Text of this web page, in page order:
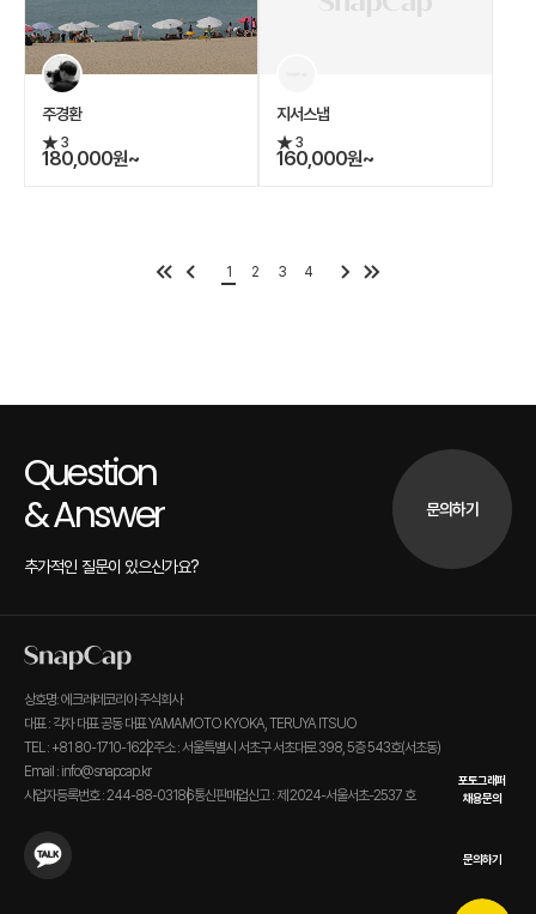
주경환
3
180,000원~
지서스냅
3
160,000원~
1 2 3 4
포토그래퍼
채용문의
문의하기
Question
& Answer
추가적인 질문이 있으신가요?
문의하기
상호명: 에크레레코리아 주식회사
대표 : 각자 대표 공동 대표 YAMAMOTO KYOKA, TERUYA ITSUO
TEL : +81 80-1710-1622주소 : 서울특별시 서초구 서초대로 398, 5층 543호(서초동)
Email : info@snapcap.kr
사업자등록번호 : 244-88-03186통신판매업신고 : 제 2024-서울서초-2537 호